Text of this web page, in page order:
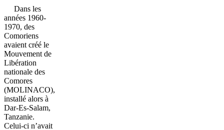
Dans les
années 1960-
1970, des
Comoriens
avaient créé le
Mouvement de
Libération
nationale des
Comores
(MOLINACO),
installé alors à
Dar-Es-Salam,
Tanzanie.
Celui-ci n’avait